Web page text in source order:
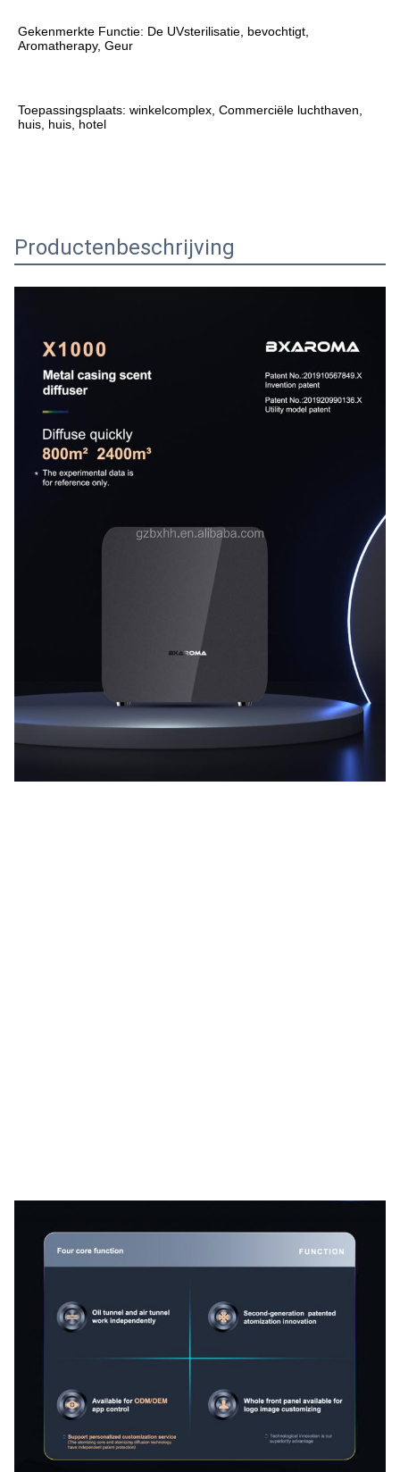
Gekenmerkte Functie: De UVsterilisatie, bevochtigt,
Aromatherapy, Geur
Toepassingsplaats: winkelcomplex, Commerciële luchthaven,
huis, huis, hotel
Productenbeschrijving